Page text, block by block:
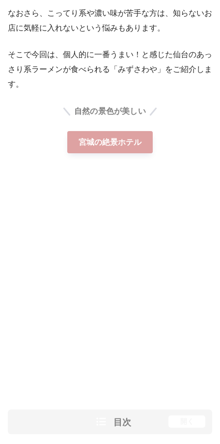
なおさら、こってり系や濃い味が苦手な方は、知らないお
店に気軽に入れないという悩みもあります。
そこで今回は、個人的に一番うまい！と感じた仙台のあっ
さり系ラーメンが食べられる「みずさわや」をご紹介しま
す。
自然の景色が美しい
宮城の絶景ホテル
目次